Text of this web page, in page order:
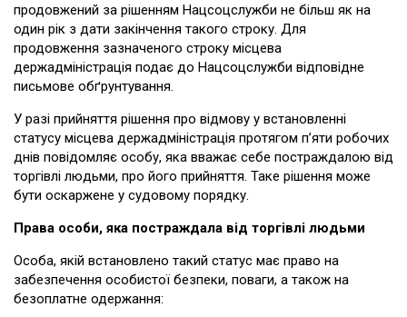
продовжений за рішенням Нацсоцслужби не більш як на
один рік з дати закінчення такого строку. Для
продовження зазначеного строку місцева
держадміністрація подає до Нацсоцслужби відповідне
письмове обґрунтування.
У разі прийняття рішення про відмову у встановленні
статусу місцева держадміністрація протягом п’яти робочих
днів повідомляє особу, яка вважає себе постраждалою від
торгівлі людьми, про його прийняття. Таке рішення може
бути оскаржене у судовому порядку.
Права особи, яка постраждала від торгівлі людьми
Особа, якій встановлено такий статус має право на
забезпечення особистої безпеки, поваги, а також на
безоплатне одержання: